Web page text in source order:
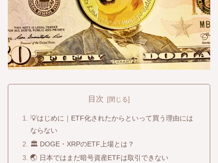
目次
💡はじめに｜ETF化されたからといって買う理由には
ならない
🏛️ DOGE・XRPのETF上場とは？
🌏 日本ではまだ暗号資産ETFは取引できない